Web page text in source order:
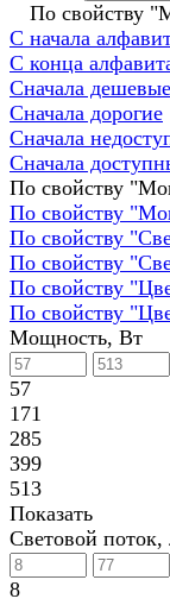
По свойству
С начала
С конца
Сначала дешевые
Сначала дорогие
Сначала
Сначала
По свойству
По свойству
По свойству
По свойству
По свойству
По свойству
Мощность, Вт
57
171
285
399
513
Показать
Световой поток,
8